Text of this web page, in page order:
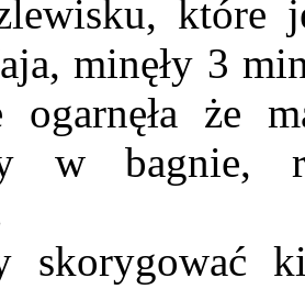
które
minęły 3
ogarnęła że
w bagnie,
skorygować